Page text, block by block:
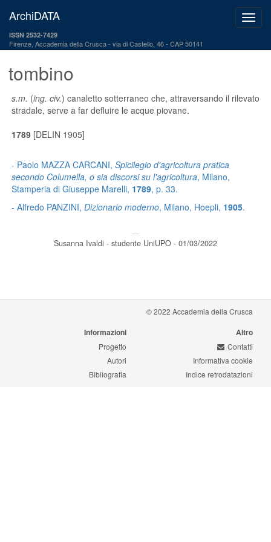
ArchiDATA
ISSN 2532-7429
Firenze, Accademia della Crusca via di Castello, 46 - CAP 50141
tombino
s.m. (ing. civ.) canaletto sotterraneo che, attraversando il rilevato
stradale, serve a far defluire le acque piovane.
1789[DELIN 1905]
- Paolo MAZZA CARCANI, Spicilegio d'agricoltura pratica
secondo Columella, o sia discorsi su l'agricoltura, Milano,
Stamperia di Giuseppe Marelli, 1789, p. 33.
- Alfredo PANZINI, Dizionario moderno, Milano, Hoepli, 1905.
---
Susanna Ivaldi - studente UniUPO - 01/03/2022
© 2022 Accademia della Crusca
Informazioni
Progetto
Autori
Bibliografia
Altro
Contatti
Informativa cookie
Indice retrodatazioni